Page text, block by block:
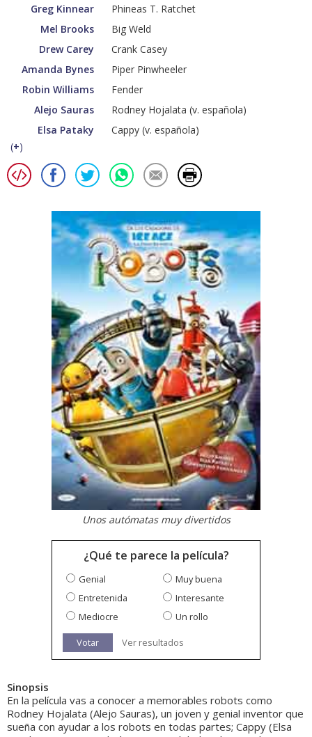
Greg Kinnear
Phineas T. Ratchet
Mel Brooks
Big Weld
Drew Carey
Crank Casey
Amanda Bynes
Piper Pinwheeler
Robin Williams
Fender
Alejo Sauras
Rodney Hojalata (v. española)
Elsa Pataky
Cappy (v. española)
(+)
Unos autómatas muy divertidos
¿Qué te parece la película?
Genial
Muy buena
Entretenida
Interesante
Mediocre
Un rollo
Votar Ver resultados
Sinopsis
En la película vas a conocer a memorables robots como
Rodney Hojalata (Alejo Sauras), un joven y genial inventor que
sueña con ayudar a los robots en todas partes; Cappy (Elsa